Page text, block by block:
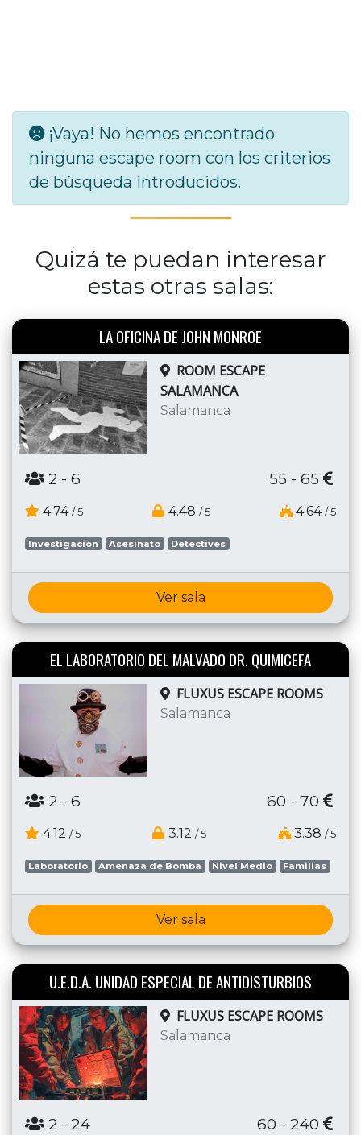
¡Vaya! No hemos encontrado
ninguna escape room con los criterios
de búsqueda introducidos.
Quizá te puedan interesar
estas otras salas:
LA OFICINA DE JOHN MONROE
ROOM ESCAPE
SALAMANCA
Salamanca
2 - 6 55 - 65
4.74 / 5 4.48 / 5 4.64 / 5
Investigación Asesinato Detectives
Ver sala
EL LABORATORIO DEL MALVADO DR. QUIMICEFA
FLUXUS ESCAPE ROOMS
Salamanca
2 - 6 60 - 70
4.12 / 5 3.12 / 5 3.38 / 5
Laboratorio Amenaza de Bomba Nivel Medio Familias
Ver sala
U.E.D.A. UNIDAD ESPECIAL DE ANTIDISTURBIOS
FLUXUS ESCAPE ROOMS
Salamanca
2 - 24 60 - 240